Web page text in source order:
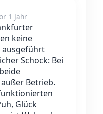
1 Jahr
keine
ausgeführt
Schock: Bei
Betrieb.
Glück